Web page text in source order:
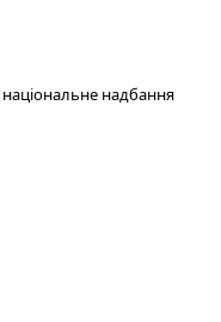
надбання